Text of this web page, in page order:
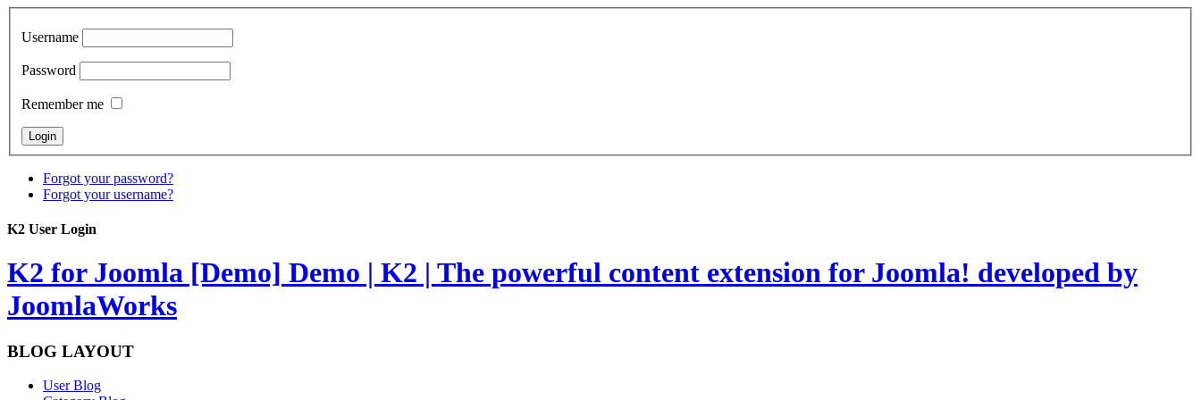
Username
Password
Remember me
Forgot your password?
Forgot your username?
K2 User Login
K2 for Joomla [Demo] Demo | K2 | The powerful content extension for Joomla! developed by
JoomlaWorks
BLOG LAYOUT
User Blog